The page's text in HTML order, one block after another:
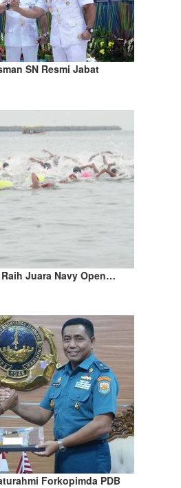
SN Resmi Jabat
Juara Navy Open…
Forkopimda PDB